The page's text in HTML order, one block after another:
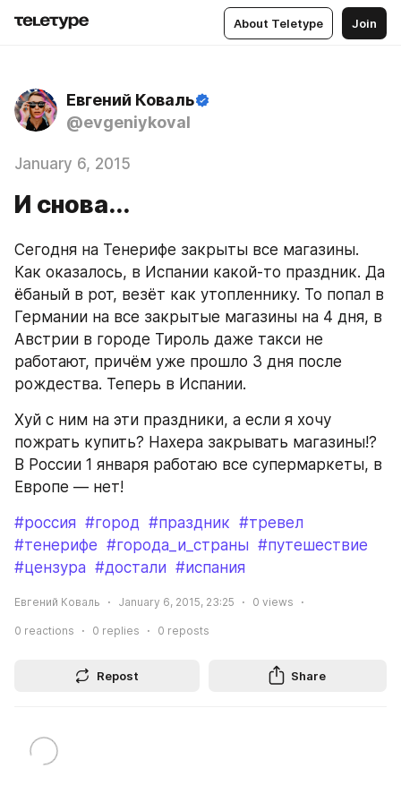
About Teletype Join
Евгений Коваль
@evgeniykoval
January 6, 2015
И снова...
Сегодня на Тенерифе закрыты все магазины.
Как оказалось, в Испании какой-то праздник. Да
ёбаный в рот, везёт как утопленнику. То попал в
Германии на все закрытые магазины на 4 дня, в
Австрии в городе Тироль даже такси не
работают, причём уже прошло 3 дня после
рождества. Теперь в Испании.
Хуй с ним на эти праздники, а если я хочу
пожрать купить? Нахера закрывать магазины!?
В России 1 января работаю все супермаркеты, в
Европе — нет!
#россия #город #праздник #тревел
#тенерифе #города_и_страны #путешествие
#цензура #достали #испания
Евгений Коваль January 6, 2015, 23:25 0 views
0 reactions 0 replies 0 reposts
Repost Share